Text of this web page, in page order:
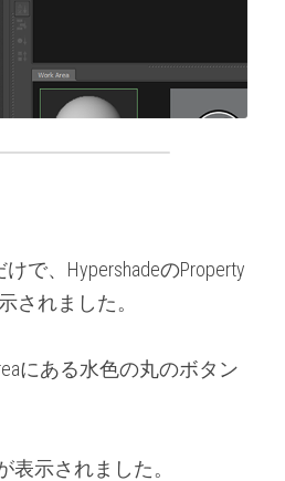
で、HypershadeのProperty
されました。
にある水色の丸のボタン
表示されました。